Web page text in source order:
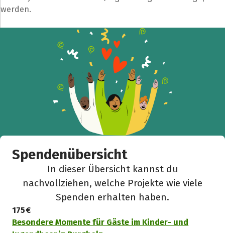
werden.
Spendenübersicht
In dieser Übersicht kannst du
nachvollziehen, welche Projekte wie viele
Spenden erhalten haben.
175 €
Besondere Momente für Gäste im Kinder- und